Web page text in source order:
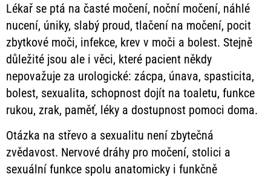
Lékař se ptá na časté močení, noční močení, náhlé
nucení, úniky, slabý proud, tlačení na močení, pocit
zbytkové moči, infekce, krev v moči a bolest. Stejně
důležité jsou ale i věci, které pacient někdy
nepovažuje za urologické: zácpa, únava, spasticita,
bolest, sexualita, schopnost dojít na toaletu, funkce
rukou, zrak, paměť, léky a dostupnost pomoci doma.
Otázka na střevo a sexualitu není zbytečná
zvědavost. Nervové dráhy pro močení, stolici a
sexuální funkce spolu anatomicky i funkčně